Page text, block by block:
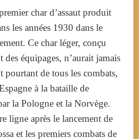
char d’assaut produit
les années 1930 dans le
Ce char léger, conçu
des équipages, n’aurait jamais
de tous les combats,
à la bataille de
la Pologne et la Norvège.
ligne après le lancement de
et les premiers combats de